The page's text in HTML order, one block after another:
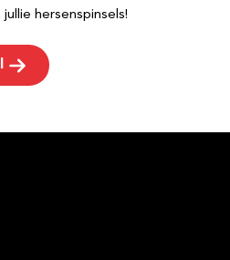
hersenspinsels!